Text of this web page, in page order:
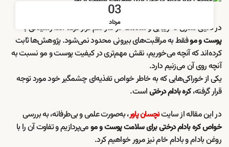
03
مرداد
در دنیای مدرن که زیبایی و سلامت در کنار هم قرار گرفته‌اند، رسیدگی به
پوست و موفقط به مراقبت‌های بیرونی محدود نمی‌شود. پژوهش‌ها ثابت
کرده‌اند که آنچه می‌خوریم، نقش مهم‌تری در کیفیت پوست و مو نسبت به
آنچه روی آن می‌زنیم دارد.
یکی از خوراکی‌هایی که به خاطر خواص تغذیه‌ای چشمگیر خود مورد توجه
قرار گرفته،کره بادام درختیاست.
در این مقاله از سایتنچسان پاور، به‌صورت علمی و بی‌طرفانه، به بررسی
خواص کره بادام درختی برای سلامت پوست و مومی‌پردازیم و تفاوت آن را با
روغن بادام و بادام خام نیز مرور خواهیم کرد.